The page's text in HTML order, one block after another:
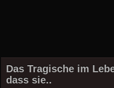
Das Tragische im
dass sie..